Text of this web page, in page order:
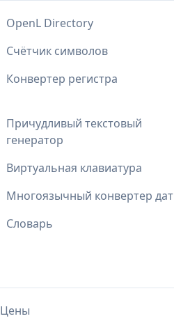
OpenL Directory
Счётчик символов
Конвертер регистра
Причудливый текстовый
генератор
Виртуальная клавиатура
Многоязычный конвертер дат
Словарь
Цены